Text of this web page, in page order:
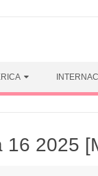
2025